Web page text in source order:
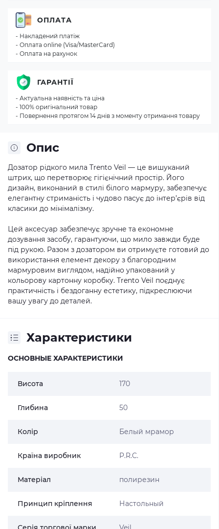
Опис
Дозатор рідкого мила Trento Veil — це вишуканий
штрих, що перетворює гігієнічний простір. Його
дизайн, виконаний в стилі білого мармуру, забезпечує
елегантну стриманість і чудово пасує до інтер’єрів від
класики до мінімалізму.
Цей аксесуар забезпечує зручне та економне
дозування засобу, гарантуючи, що мило завжди буде
під рукою. Разом з дозатором ви отримуєте готовий до
використання елемент декору з благородним
мармуровим виглядом, надійно упакований у
кольорову картонну коробку. Trento Veil поєднує
практичність і бездоганну естетику, підкреслюючи
вашу увагу до деталей.
Характеристики
ОСНОВНЫЕ ХАРАКТЕРИСТИКИ
Висота 170
Глибина 50
Колір Белый мрамор
Країна виробник P.R.C.
Матеріал полирезин
Принцип кріплення Настольный
ОПЛАТА
- Накладений платіж
- Оплата online (Visa/MasterCard)
- Оплата на рахунок
ГАРАНТІЇ
- Актуальна наявність та ціна
- 100% оригінальний товар
- Повернення протягом 14 днів з моменту отримання товару